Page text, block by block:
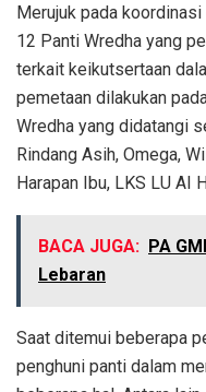
Merujuk pada
12 Panti Wredha yang
terkait keikutsertaan
pemetaan dilakukan
Wredha yang didatangi
Rindang Asih, Omega,
Harapan Ibu, LKS LU AI
BACA JUGA: PA
Lebaran
Saat ditemui beberapa
penghuni panti dalam